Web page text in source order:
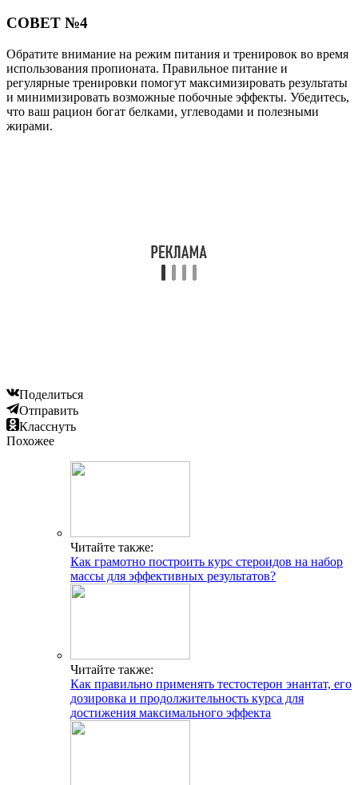
СОВЕТ №4
Обратите внимание на режим питания и тренировок во время
использования пропионата. Правильное питание и
регулярные тренировки помогут максимизировать результаты
и минимизировать возможные побочные эффекты. Убедитесь,
что ваш рацион богат белками, углеводами и полезными
жирами.
Поделиться
Отправить
Класснуть
Похожее
Читайте также:
Как грамотно построить курс стероидов на набор
массы для эффективных результатов?
Читайте также:
Как правильно применять тестостерон энантат, его
дозировка и продолжительность курса для
достижения максимального эффекта